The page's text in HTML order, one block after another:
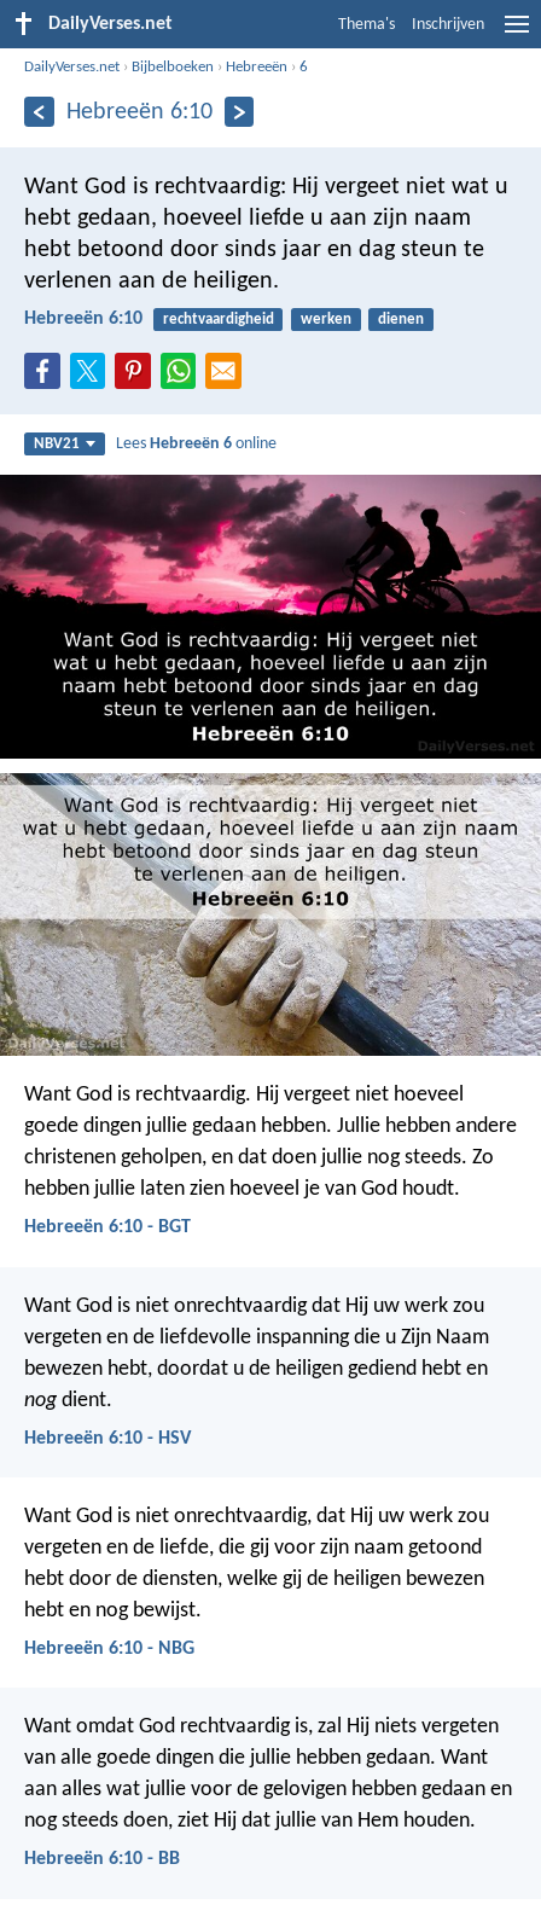
DailyVerses.net Thema's Inschrijven
DailyVerses.net › Bijbelboeken › Hebreeën ›6
Hebreeën 6:10
Want God is rechtvaardig: Hij vergeet niet wat u
hebt gedaan, hoeveel liefde u aan zijn naam
hebt betoond door sinds jaar en dag steun te
verlenen aan de heiligen.
Hebreeën 6:10 rechtvaardigheid werken dienen
NBV21 LeesHebreeën 6 online
Want God is rechtvaardig. Hij vergeet niet hoeveel
goede dingen jullie gedaan hebben. Jullie hebben andere
christenen geholpen, en dat doen jullie nog steeds. Zo
hebben jullie laten zien hoeveel je van God houdt.
Hebreeën 6:10 - BGT
Want God is niet onrechtvaardig dat Hij uw werk zou
vergeten en de liefdevolle inspanning die u Zijn Naam
bewezen hebt, doordat u de heiligen gediend hebt en
nog dient.
Hebreeën 6:10 - HSV
Want God is niet onrechtvaardig, dat Hij uw werk zou
vergeten en de liefde, die gij voor zijn naam getoond
hebt door de diensten, welke gij de heiligen bewezen
hebt en nog bewijst.
Hebreeën 6:10 - NBG
Want omdat God rechtvaardig is, zal Hij niets vergeten
van alle goede dingen die jullie hebben gedaan. Want
aan alles wat jullie voor de gelovigen hebben gedaan en
nog steeds doen, ziet Hij dat jullie van Hem houden.
Hebreeën 6:10 - BB